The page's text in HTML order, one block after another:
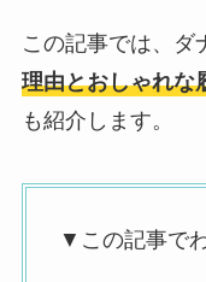
この記事では、ダ
理由とおしゃれな
も紹介します。
▼この記事で